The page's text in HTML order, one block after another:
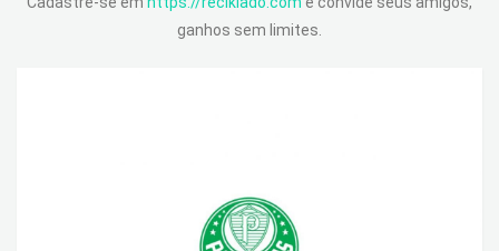
ganhos sem limites.